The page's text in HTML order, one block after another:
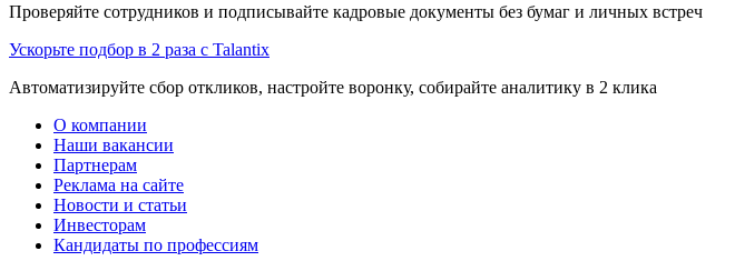
Проверяйте сотрудников и подписывайте кадровые документы без бумаг и личных встреч
Ускорьте подбор в 2 раза с Talantix
Автоматизируйте сбор откликов, настройте воронку, собирайте аналитику в 2 клика
О компании
Наши вакансии
Партнерам
Реклама на сайте
Новости и статьи
Инвесторам
Кандидаты по профессиям